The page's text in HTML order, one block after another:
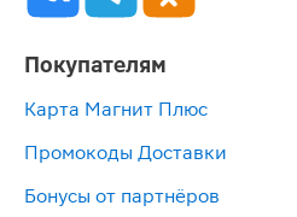
Покупателям
Карта Магнит Плюс
Промокоды Доставки
Бонусы от партнёров